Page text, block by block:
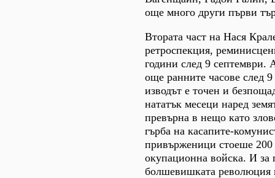
още много други първи
Втората част на Нася
ретроспекция,
години след 9 септември.
още ранните часове след
изводът е точен и
нататък месеци наред
превърна в нещо като
гърба на касапите-
привърженици стоеше 200
окупационна войска. И
болшевишката революция